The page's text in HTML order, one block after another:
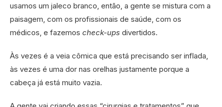
usamos um jaleco branco, então, a gente se mistura com a
paisagem, com os profissionais de saúde, com os
médicos, e fazemos check-ups divertidos.
Às vezes é a veia cômica que está precisando ser inflada,
às vezes é uma dor nas orelhas justamente porque a
cabeça já está muito vazia.